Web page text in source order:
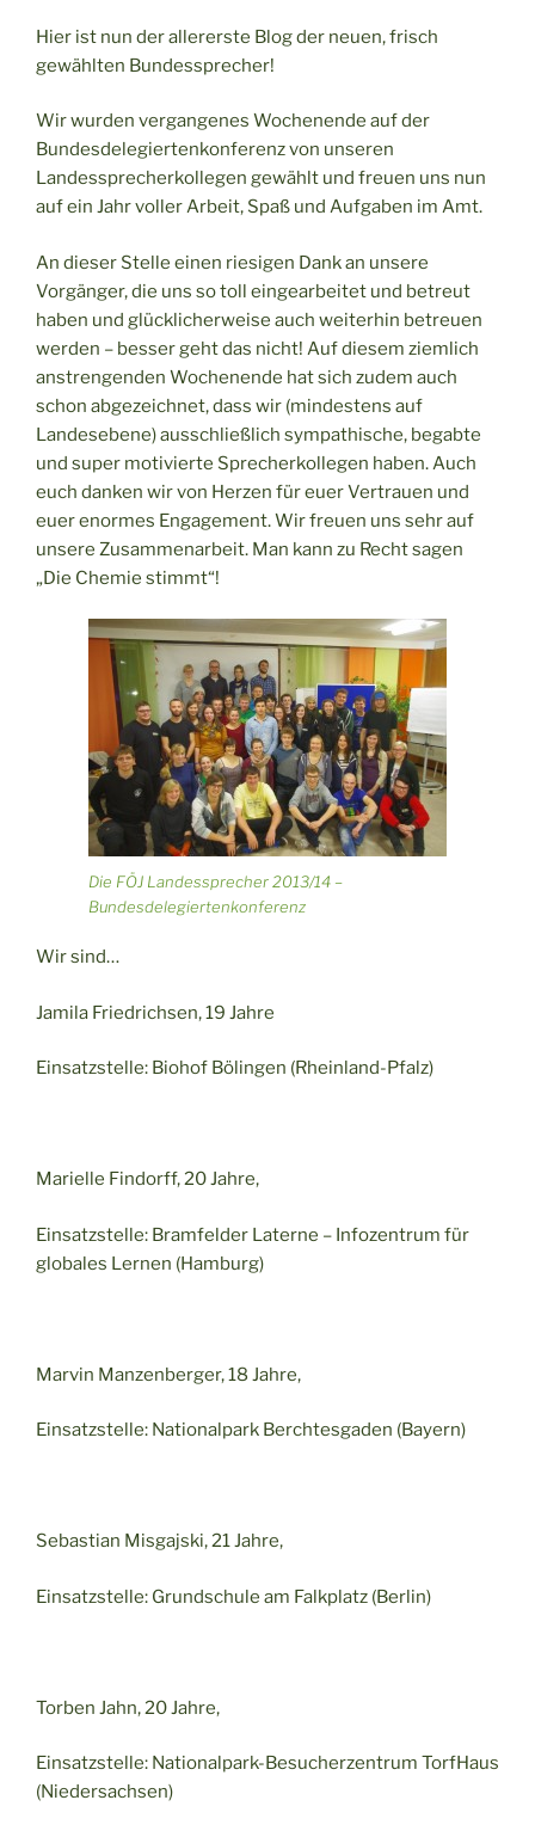
Hier ist nun der allererste Blog der neuen, frisch
gewählten Bundessprecher!
Wir wurden vergangenes Wochenende auf der
Bundesdelegiertenkonferenz von unseren
Landessprecherkollegen gewählt und freuen uns nun
auf ein Jahr voller Arbeit, Spaß und Aufgaben im Amt.
An dieser Stelle einen riesigen Dank an unsere
Vorgänger, die uns so toll eingearbeitet und betreut
haben und glücklicherweise auch weiterhin betreuen
werden – besser geht das nicht! Auf diesem ziemlich
anstrengenden Wochenende hat sich zudem auch
schon abgezeichnet, dass wir (mindestens auf
Landesebene) ausschließlich sympathische, begabte
und super motivierte Sprecherkollegen haben. Auch
euch danken wir von Herzen für euer Vertrauen und
euer enormes Engagement. Wir freuen uns sehr auf
unsere Zusammenarbeit. Man kann zu Recht sagen
„Die Chemie stimmt“!
Die FÖJ Landessprecher 2013/14 –
Bundesdelegiertenkonferenz
Wir sind…
Jamila Friedrichsen, 19 Jahre
Einsatzstelle: Biohof Bölingen (Rheinland-Pfalz)
Marielle Findorff, 20 Jahre,
Einsatzstelle: Bramfelder Laterne – Infozentrum für
globales Lernen (Hamburg)
Marvin Manzenberger, 18 Jahre,
Einsatzstelle: Nationalpark Berchtesgaden (Bayern)
Sebastian Misgajski, 21 Jahre,
Einsatzstelle: Grundschule am Falkplatz (Berlin)
Torben Jahn, 20 Jahre,
Einsatzstelle: Nationalpark-Besucherzentrum TorfHaus
(Niedersachsen)